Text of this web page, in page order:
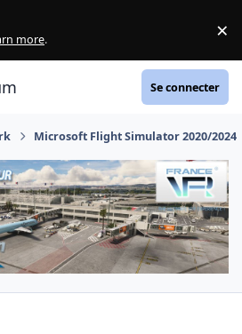
more. ×
Se connecter
Microsoft Flight Simulator 2020/2024